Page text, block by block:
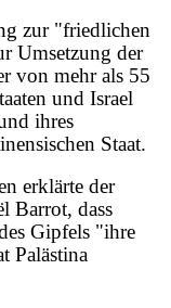
zur "friedlichen
Umsetzung der
von mehr als 55
und Israel
ihres
Staat.
erklärte der
Barrot, dass
Gipfels "ihre
Palästina